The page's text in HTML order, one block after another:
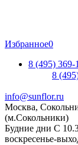
Избранное0
8 (495) 369-
8
info@sunflor.ru
Москва,
(м.Сокольники)
Будние дни C
воскресенье-